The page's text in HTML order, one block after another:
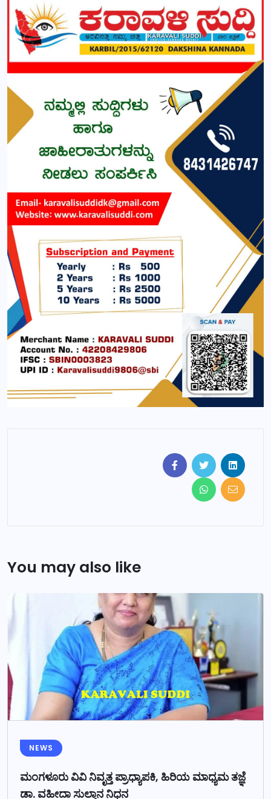
You may also like
NEWS
ಮಂಗಳೂರು ವಿವಿ ನಿವೃತ್ತ ಪ್ರಾಧ್ಯಾಪಕಿ, ಹಿರಿಯ ಮಾಧ್ಯಮ ತಜ್ಞೆ
ಡಾ. ವಹೀದಾ ಸುಲ್ತಾನ ನಿಧನ